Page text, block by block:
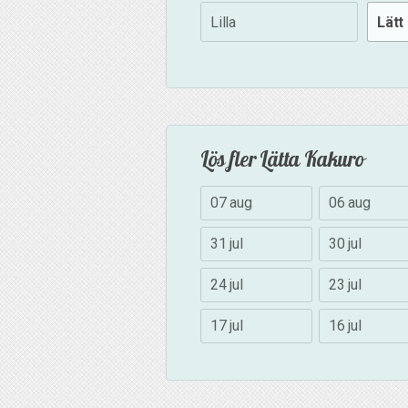
Lilla Lätt
Lös fler Lätta Kakuro
07 aug 06 aug
31 jul 30 jul
24 jul 23 jul
17 jul 16 jul